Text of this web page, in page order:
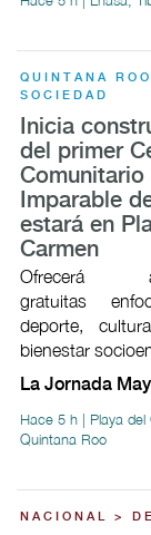
QUINTANA
SOCIEDAD
Inicia
del primer
Imparable
estará en
Carmen
Ofrecerá
gratuitas
deporte,
bienestar
La Jornada
Hace 5 h | Playa del
Quintana Roo
NACIONAL >